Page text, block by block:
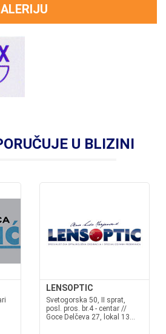
U BLIZINI
LENSOPTIC
Svetogorska 50, II sprat,
posl. pros. br.4 - centar //
Goce Delčeva 27, lokal 13...